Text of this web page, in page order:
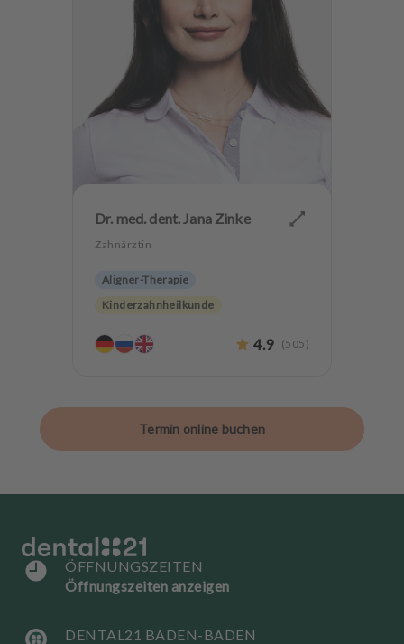
Dr. med. dent. Jana Zinke
Zahnärztin
Aligner-Therapie
Kinderzahnheilkunde
Ästhetische Zahnheilkunde
Angstpatienten
4.9 (505 )
Termin online buchen
ÖFFNUNGSZEITEN
Öffnungszeiten anzeigen
DENTAL21 BADEN-BADEN